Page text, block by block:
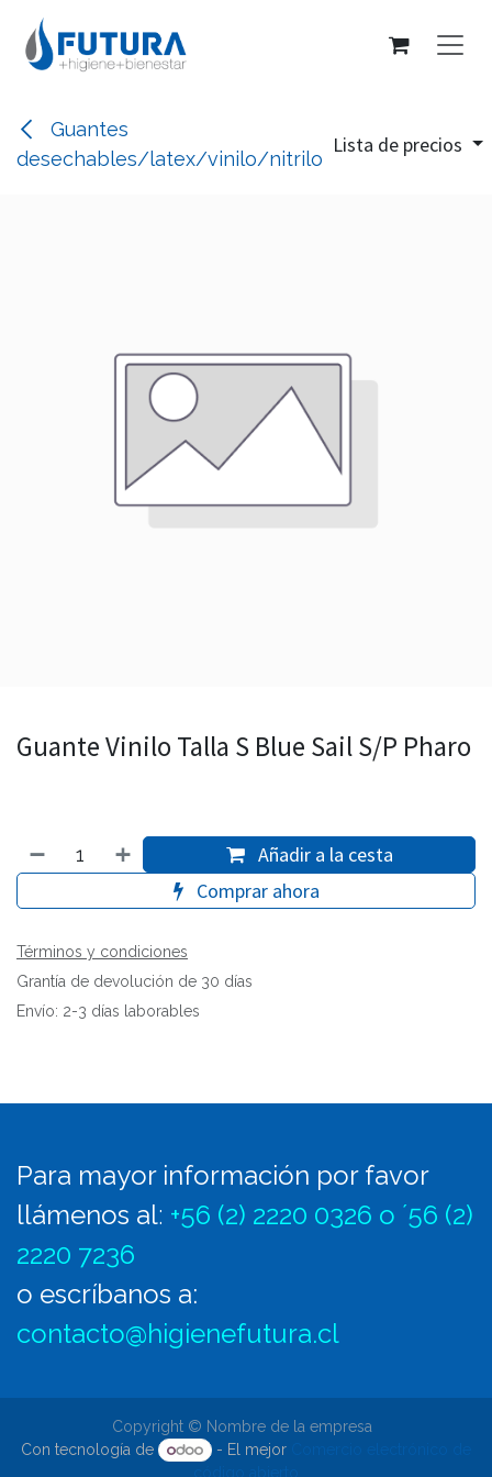
Ir al contenido
Guantes
desechables/latex/vinilo/nitrilo
Lista de precios
Guante Vinilo Talla S Blue Sail S/P Pharo
Añadir a la cesta
Comprar ahora
Términos y condiciones
Grantía de devolución de 30 días
Envío: 2-3 días laborables
Para mayor información por favor
llámenos al: +56 (2) 2220 0326 o ´56 (2)
2220 7236
o escríbanos a:
contacto@higienefutura.cl
Copyright © Nombre de la empresa
Con tecnología de
- El mejor